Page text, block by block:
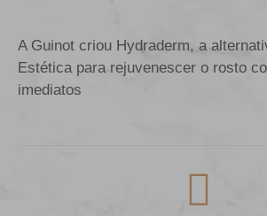
A Guinot criou Hydraderm, a
Estética para rejuvenescer o rosto
imediatos